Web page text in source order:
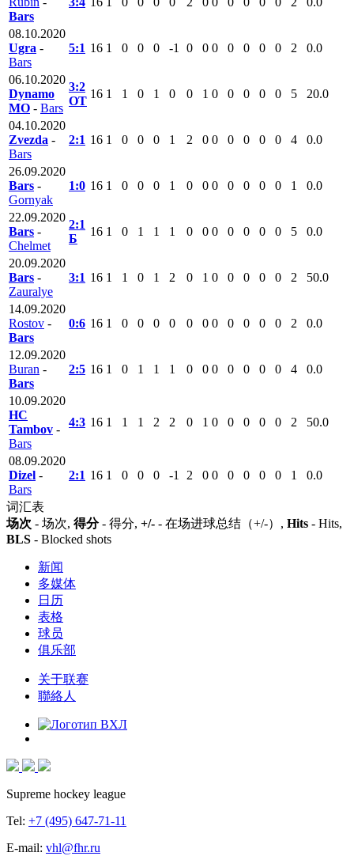
Bars
08.10.2020
Ugra -
Bars
5:1 16 1 0 0 0 -1 0 0 0 0 0 0 0 2 0.0
06.10.2020
Dynamo
MO - Bars
3:2
ОТ
16 1 1 0 1 0 0 1 0 0 0 0 0 5 20.0
04.10.2020
Zvezda -
Bars
2:1 16 1 0 0 0 1 2 0 0 0 0 0 0 4 0.0
26.09.2020
Bars -
Gornyak
1:0 16 1 0 0 0 1 0 0 0 0 0 0 0 1 0.0
22.09.2020
Bars -
Chelmet
2:1
Б
16 1 0 1 1 1 0 0 0 0 0 0 0 5 0.0
20.09.2020
Bars -
Zauralye
3:1 16 1 1 0 1 2 0 1 0 0 0 0 0 2 50.0
14.09.2020
Rostov -
Bars
0:6 16 1 0 0 0 0 0 0 0 0 0 0 0 2 0.0
12.09.2020
Buran -
Bars
2:5 16 1 0 1 1 1 0 0 0 0 0 0 0 4 0.0
10.09.2020
HC
Tambov -
Bars
4:3 16 1 1 1 2 2 0 1 0 0 0 0 0 2 50.0
08.09.2020
Dizel -
Bars
2:1 16 1 0 0 0 -1 2 0 0 0 0 0 0 1 0.0
词汇表
场次 - 场次, 得分- 得分, +/- - 在场进球总结（+/-）, Hits - Hits,
BLS - Blocked shots
新闻
多媒体
日历
表格
球员
俱乐部
关于联赛
聯絡人
Supreme hockey league
Tel: +7 (495) 647-71-11
E-mail: vhl@fhr.ru